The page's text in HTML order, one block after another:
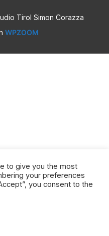
Tirol Simon Corazza
WPZOOM
to give you the most
your preferences
you consent to the